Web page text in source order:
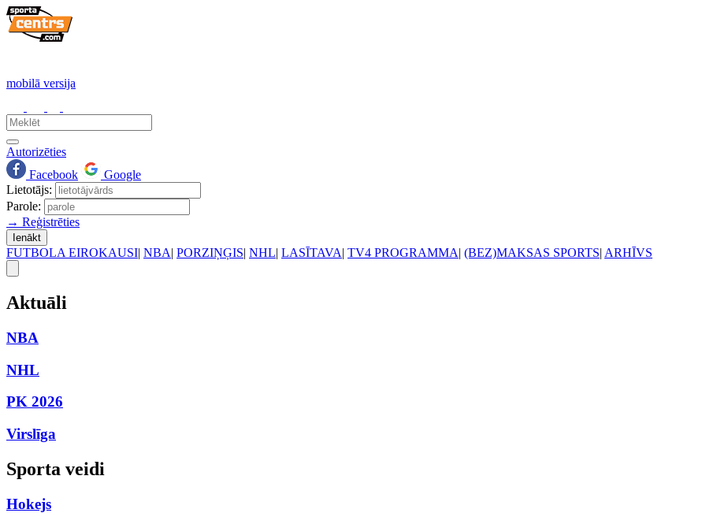
mobilā versija
Autorizēties
Facebook
Google
Lietotājs:
Parole:
→ Reģistrēties
Ienākt
FUTBOLA EIROKAUSI| NBA| PORZIŅĢIS| NHL| LASĪTAVA| TV4 PROGRAMMA| (BEZ)MAKSAS SPORTS| ARHĪVS
Aktuāli
NBA
NHL
PK 2026
Virslīga
Sporta veidi
Hokejs